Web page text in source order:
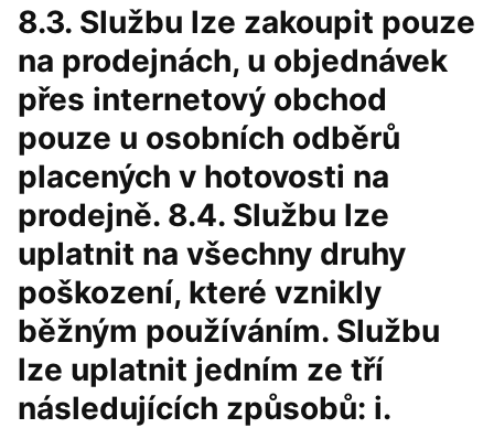
8.3. Službu lze zakoupit pouze
na prodejnách, u objednávek
přes internetový obchod
pouze u osobních odběrů
placených v hotovosti na
prodejně. 8.4. Službu lze
uplatnit na všechny druhy
poškození, které vznikly
běžným používáním. Službu
lze uplatnit jedním ze tří
následujících způsobů: i.